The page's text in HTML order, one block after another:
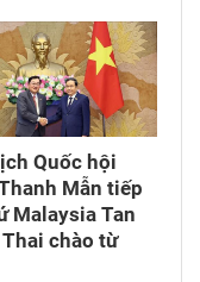
Quốc hội
Mẫn tiếp
Malaysia Tan
chào từ